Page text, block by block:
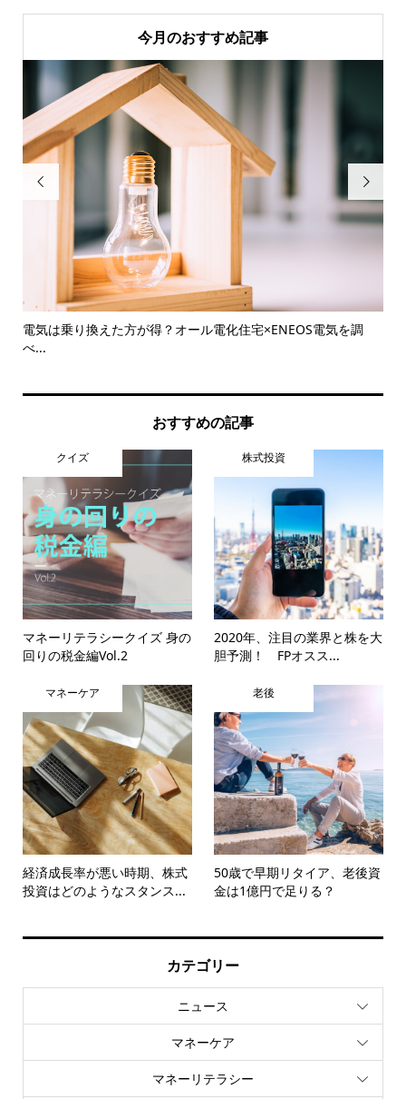
今月のおすすめ記事

電気は乗り換えた方が得？オール電化住宅×ENEOS電気を調
べ...

おすすめの記事
クイズ
マネーリテラシークイズ 身の
回りの税金編Vol.2
株式投資
2020年、注目の業界と株を大
胆予測！ FPオスス...
マネーケア
経済成長率が悪い時期、株式
投資はどのようなスタンス...
老後
50歳で早期リタイア、老後資
金は1億円で足りる？
カテゴリー
ニュース
マネーケア
マネーリテラシー